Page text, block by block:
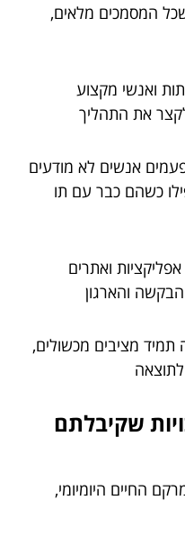
המסמכים מלאים,
ואנשי מקצוע
את התהליך
אנשים לא מודעים
כשהם כבר עם תו
ואתרים
והארגון
תמיד מציבים מכשולים,
שקיבלתם
החיים היומיומי,